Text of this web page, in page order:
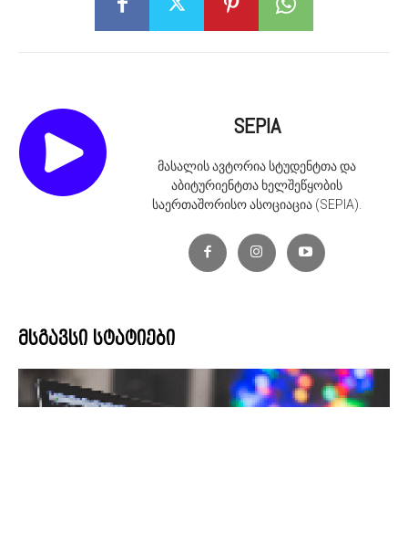
SEPIA
მასალის ავტორია სტუდენტთა და
აბიტურიენტთა ხელშეწყობის
საერთაშორისო ასოციაცია (SEPIA).
მსგავსი სტატიები